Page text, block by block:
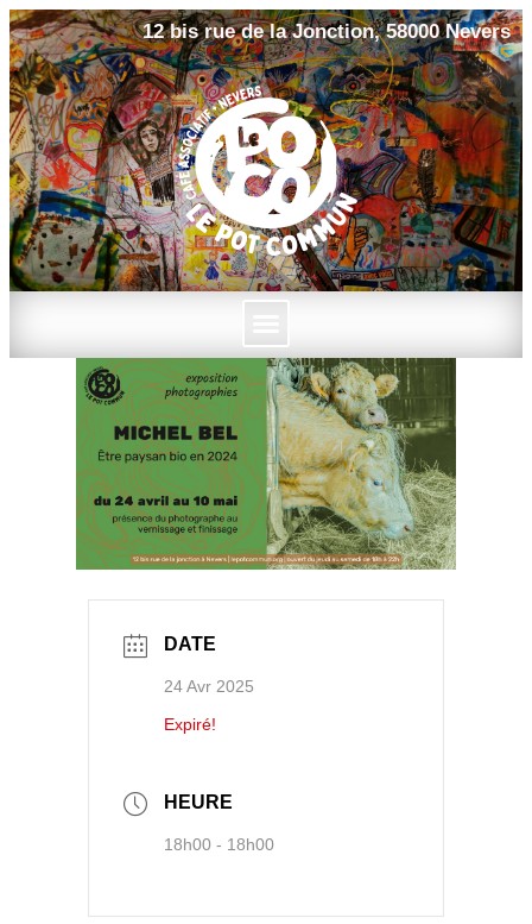
12 bis rue de la Jonction, 58000 Nevers
DATE
24 Avr 2025
Expiré!
HEURE
18h00 - 18h00